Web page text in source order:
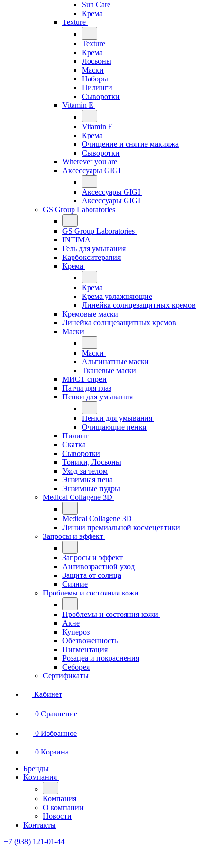
Sun Care
Крема
Texture
Texture
Крема
Лосьоны
Маски
Наборы
Пилинги
Сыворотки
Vitamin E
Vitamin E
Крема
Очищение и снятие макияжа
Сыворотки
Wherever you are
Аксессуары GIGI
Аксессуары GIGI
Аксессуары GIGI
GS Group Laboratories
GS Group Laboratories
INTIMA
Гель для умывания
Карбокситерапия
Крема
Крема
Крема увлажняющие
Линейка солнцезащитных кремов
Кремовые маски
Линейка солнцезащитных кремов
Маски
Маски
Альгинатные маски
Тканевые маски
МИСТ спрей
Патчи для глаз
Пенки для умывания
Пенки для умывания
Очищающие пенки
Пилинг
Скатка
Сыворотки
Тоники, Лосьоны
Уход за телом
Энзимная пена
Энзимные пудры
Medical Collagene 3D
Medical Collagene 3D
Линии премиальной космецевтики
Запросы и эффект
Запросы и эффект
Антивозрастной уход
Защита от солнца
Сияние
Проблемы и состояния кожи
Проблемы и состояния кожи
Акне
Купероз
Обезвоженность
Пигментация
Розацеа и покраснения
Себорея
Сертификаты
Кабинет
0 Сравнение
0 Избранное
0 Корзина
Бренды
Компания
Компания
О компании
Новости
Контакты
+7 (938) 121-01-44